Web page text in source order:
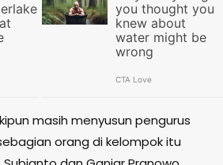
masih menyusun pengurus
orang di kelompok itu